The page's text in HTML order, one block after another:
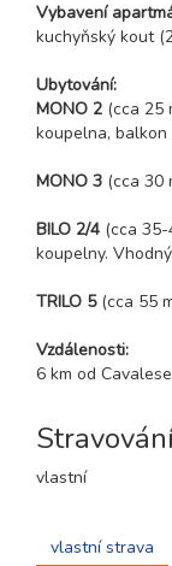
Vybavení
kuchyňský kout
Ubytování:
MONO 2 (cca 25
koupelna, balkon
MONO 3 (cca 30
BILO 2/4 (cca
koupelny.
TRILO 5 (cca 55
Vzdálenosti:
6 km od
vlastní
vlastní strava